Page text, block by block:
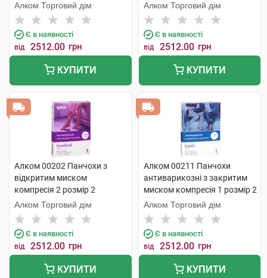
Алком Торговий дім
Є в наявності
від 2512.00 грн
КУПИТИ
Алком Торговий дім
Є в наявності
від 2512.00 грн
КУПИТИ
Алком 00202 Панчохи з
відкритим миском
компресія 2 розмір 2
бежевий 1 пара
Алком Торговий дім
Є в наявності
від 2512.00 грн
КУПИТИ
Алком 00211 Панчохи
антиварикозні з закритим
миском компресія 1 розмір 2
бежевий 1 пара
Алком Торговий дім
Є в наявності
від 2512.00 грн
КУПИТИ